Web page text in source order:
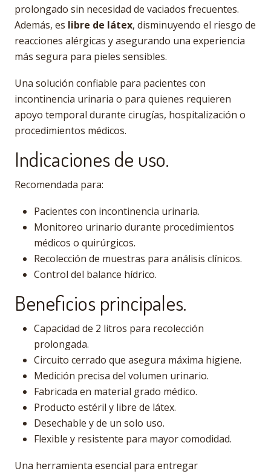
prolongado sin necesidad de vaciados frecuentes.
Además, es libre de látex, disminuyendo el riesgo de
reacciones alérgicas y asegurando una experiencia
más segura para pieles sensibles.
Una solución confiable para pacientes con
incontinencia urinaria o para quienes requieren
apoyo temporal durante cirugías, hospitalización o
procedimientos médicos.
Indicaciones de uso.
Recomendada para:
Pacientes con incontinencia urinaria.
Monitoreo urinario durante procedimientos
médicos o quirúrgicos.
Recolección de muestras para análisis clínicos.
Control del balance hídrico.
Beneficios principales.
Capacidad de 2 litros para recolección
prolongada.
Circuito cerrado que asegura máxima higiene.
Medición precisa del volumen urinario.
Fabricada en material grado médico.
Producto estéril y libre de látex.
Desechable y de un solo uso.
Flexible y resistente para mayor comodidad.
Una herramienta esencial para entregar